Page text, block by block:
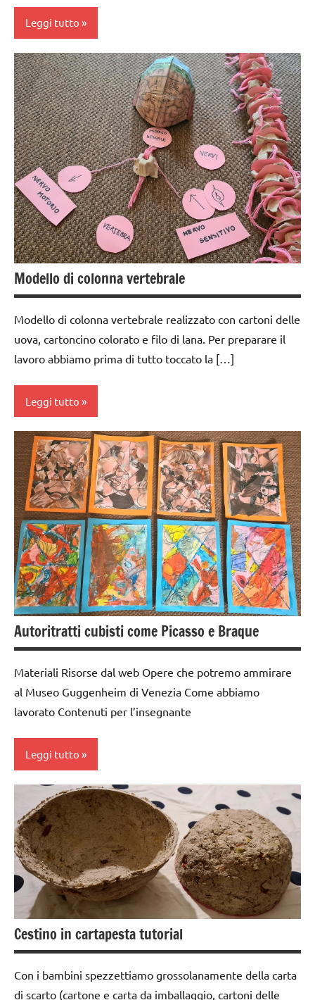
TUTTI GLI
PER ETA'
TUTTI GLI
ARTICOLI
VITA
PRATICA
TUTTI GLI
PER ETA'
TUTTI GLI
ARTICOLI
Leggi tutto
classi
1a-5a
dai
3 ai
6
anni
dai
6
anni
esercizi
preliminari
e
movimenti
elementari
GIOCHI
MONTESSORI
giochi
per
contare
GUIDA
DIDATTICA
MONTESSORI
MATEMATICA
MATEMATICA
MONTESSORI
moltiplicazione
riciclare
TUTTI GLI
ARGOMENTI
TUTTI GLI
ARTICOLI
PRATICA
Modello di colonna vertebrale
Modello di colonna vertebrale realizzato con cartoni delle
uova, cartoncino colorato e filo di lana. Per preparare il
lavoro abbiamo prima di tutto toccato la […]
Leggi tutto
BIOLOGIA
MONTESSORI
corpo
umano
dai
3 ai
6
anni
dai
6
ESPERIMENTI
E ATTIVITA'
MONTESSORI
riciclare
SCIENZE
scienze:
corpo
umano
TUTTI GLI
ARGOMENTI
PER ETA'
ARTICOLI
Autoritratti cubisti come Picasso e Braque
Materiali Risorse dal web Opere che potremo ammirare
al Museo Guggenheim di Venezia Come abbiamo
lavorato Contenuti per l’insegnante
Leggi tutto
ARTE
IMMAGINE
classi
1a-5a
classi
medie
da 0
Cestino in cartapesta tutorial
Con i bambini spezzettiamo grossolanamente della carta
di scarto (cartone e carta da imballaggio, cartoni delle